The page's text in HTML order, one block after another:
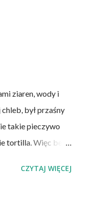
ziaren, wody i
był przaśny
takie pieczywo
tortilla. Więc bez
Świeże, przaśne
CZYTAJ WIĘCEJ